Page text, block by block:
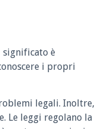
significato è
i propri
legali. Inoltre,
Le leggi regolano la